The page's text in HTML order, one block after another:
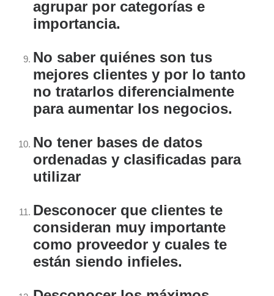
agrupar por categorías e
importancia.
No saber quiénes son tus
mejores clientes y por lo tanto
no tratarlos diferencialmente
para aumentar los negocios.
No tener bases de datos
ordenadas y clasificadas para
utilizar
Desconocer que clientes te
consideran muy importante
como proveedor y cuales te
están siendo infieles.